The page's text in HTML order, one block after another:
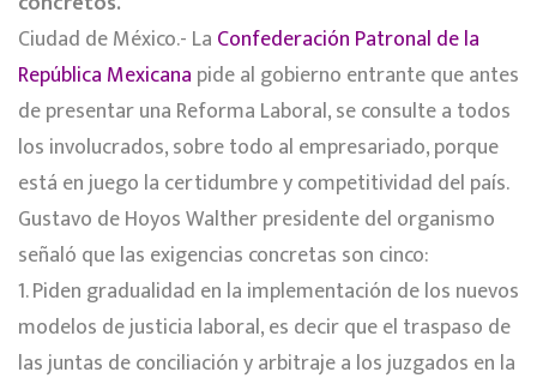
Ciudad de México.- La Confederación Patronal de la
República Mexicana pide al gobierno entrante que antes
de presentar una Reforma Laboral, se consulte a todos
los involucrados, sobre todo al empresariado, porque
está en juego la certidumbre y competitividad del país.
Gustavo de Hoyos Walther presidente del organismo
señaló que las exigencias concretas son cinco:
1. Piden gradualidad en la implementación de los nuevos
modelos de justicia laboral, es decir que el traspaso de
las juntas de conciliación y arbitraje a los juzgados en la